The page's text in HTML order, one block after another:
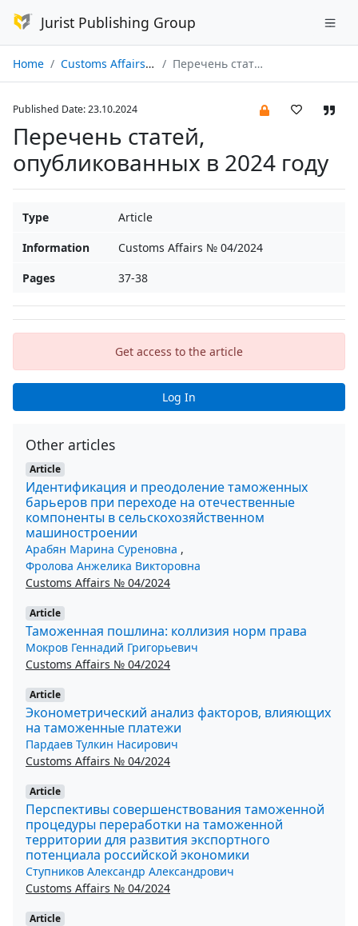
Jurist Publishing Group
Home Customs Affairs № 04/2024 Перечень статей, опубликованных в 2024 году
Published Date: 23.10.2024
Перечень статей,
опубликованных в 2024 году
Type
Article
Information
Customs Affairs № 04/2024
Pages
37-38
Get access to the article
Log In
Other articles
Article
Идентификация и преодоление таможенных
барьеров при переходе на отечественные
компоненты в сельскохозяйственном
машиностроении
Арабян Марина Суреновна ,
Фролова Анжелика Викторовна
Customs Affairs № 04/2024
Article
Таможенная пошлина: коллизия норм права
Мокров Геннадий Григорьевич
Customs Affairs № 04/2024
Article
Эконометрический анализ факторов, влияющих
на таможенные платежи
Пардаев Тулкин Насирович
Customs Affairs № 04/2024
Article
Перспективы совершенствования таможенной
процедуры переработки на таможенной
территории для развития экспортного
потенциала российской экономики
Ступников Александр Александрович
Customs Affairs № 04/2024
Article